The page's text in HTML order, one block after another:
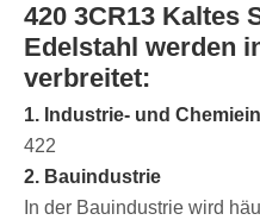
420 3CR13 Kaltes
Edelstahl werden
verbreitet:
1. Industrie- und
422
2. Bauindustrie
In der Bauindustrie wird